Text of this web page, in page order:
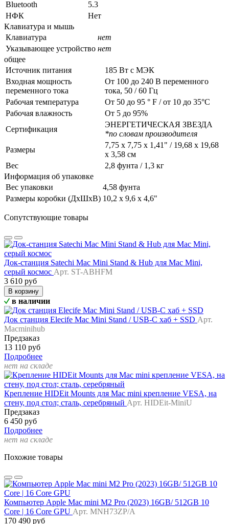
Bluetooth
5.3
НФК
Нет
Клавиатура и мышь
Клавиатура
нет
Указывающее устройство нет
общее
Источник питания
185 Вт с МЭК
Входная мощность
переменного тока
От 100 до 240 В переменного
тока, 50 / 60 Гц
Рабочая температура
От 50 до 95 ° F / от 10 до 35°C
Рабочая влажность
От 5 до 95%
Сертификация
ЭНЕРГЕТИЧЕСКАЯ ЗВЕЗДА
*по словам производителя
Размеры
7,75 x 7,75 x 1,41" / 19,68 x 19,68
x 3,58 см
Вес
2,8 фунта / 1,3 кг
Информация об упаковке
Вес упаковки
4,58 фунта
Размеры коробки (ДxШxВ) 10,2 x 9,6 x 4,6"
Сопутствующие товары
Док-станция Satechi Mac Mini Stand & Hub для Mac Mini,
серый космос Арт. ST-ABHFM
3 610 руб
В корзину
в наличии
Док станция Elecife Mac Mini Stand / USB-C хаб + SSD Арт.
Macminihub
Предзаказ
13 110 руб
Подробнее
нет на складе
Крепление HIDEit Mounts для Mac mini крепление VESA, на
стену, под стол; сталь, серебряный Арт. HIDEit-MiniU
Предзаказ
6 450 руб
Подробнее
нет на складе
Похожие товары
Компьютер Apple Mac mini M2 Pro (2023) 16GB/ 512GB 10
Core | 16 Core GPU Арт. MNH73ZP/A
170 490 руб